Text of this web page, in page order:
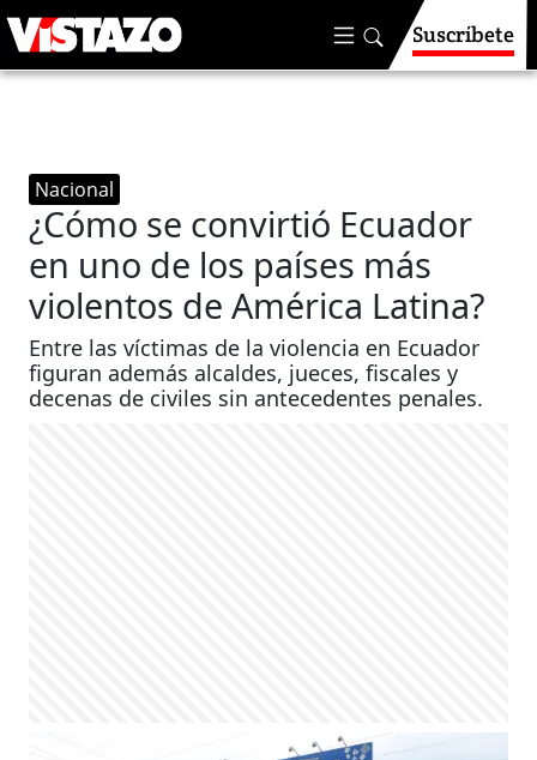
Suscríbete
Nacional
¿Cómo se convirtió Ecuador
en uno de los países más
violentos de América Latina?
Entre las víctimas de la violencia en Ecuador
figuran además alcaldes, jueces, fiscales y
decenas de civiles sin antecedentes penales.